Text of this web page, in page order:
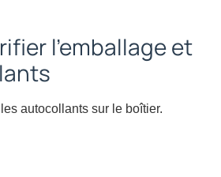
l’emballage et
autocollants sur le boîtier.